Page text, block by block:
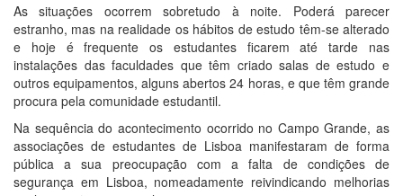
As situações ocorrem sobretudo à noite. Poderá parecer
estranho, mas na realidade os hábitos de estudo têm-se alterado
e hoje é frequente os estudantes ficarem até tarde nas
instalações das faculdades que têm criado salas de estudo e
outros equipamentos, alguns abertos 24 horas, e que têm grande
procura pela comunidade estudantil.
Na sequência do acontecimento ocorrido no Campo Grande, as
associações de estudantes de Lisboa manifestaram de forma
pública a sua preocupação com a falta de condições de
segurança em Lisboa, nomeadamente reivindicando melhorias